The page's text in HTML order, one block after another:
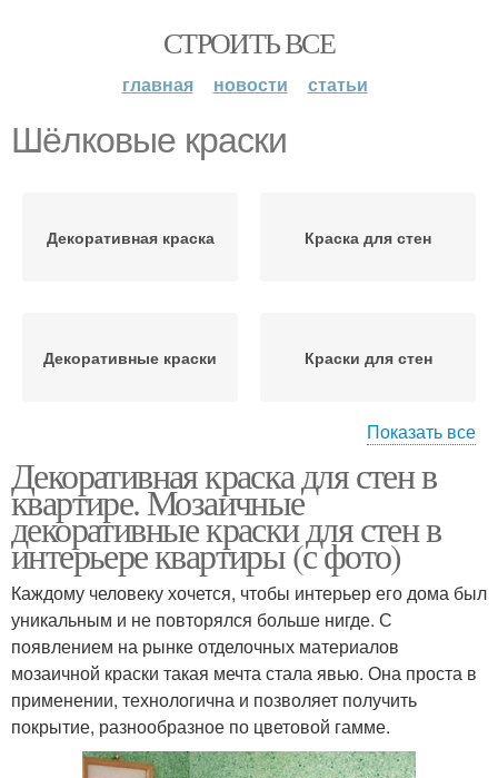
СТРОИТЬ ВСЕ
главная новости статьи
Шёлковые краски
Декоративная краска Краска для стен
Декоративные краски Краски для стен
Фактурная краска
и
Показать все
Декоративная краска для стен в
квартире. Мозаичные
декоративные краски для стен в
интерьере квартиры (с фото)
Каждому человеку хочется, чтобы интерьер его дома был
уникальным и не повторялся больше нигде. С
появлением на рынке отделочных материалов
мозаичной краски такая мечта стала явью. Она проста в
применении, технологична и позволяет получить
покрытие, разнообразное по цветовой гамме.